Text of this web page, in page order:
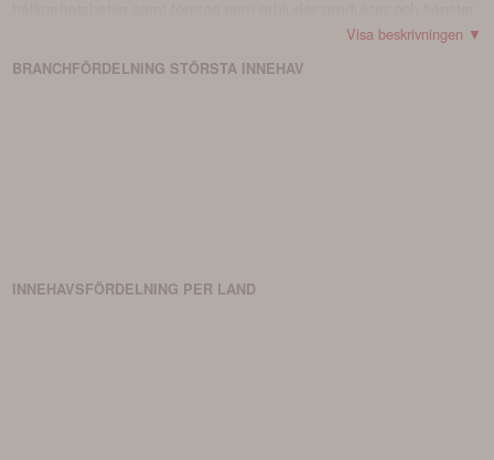
som bidrar till att lösa globala klimat- och hållbarhetsutmaningar.
undviker investeringar i företag som bryter mot internationella
Visa beskrivningen ▼
BRANCHFÖRDELNING STÖRSTA INNEHAV
INNEHAVSFÖRDELNING PER LAND